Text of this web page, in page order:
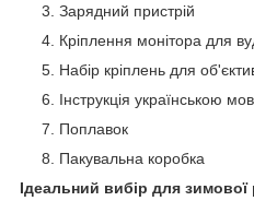
Зарядний пристрій
Кріплення монітора для
Набір кріплень для
Інструкція українською
Поплавок
Пакувальна коробка
Ідеальний вибір для